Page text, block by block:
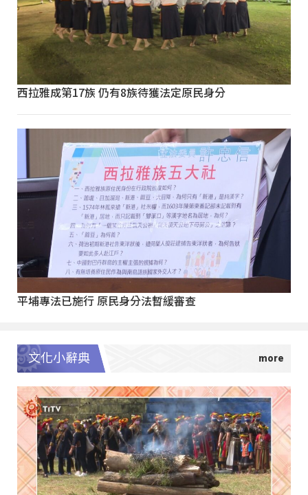
西拉雅成第17族 仍有8族待獲法定原民身分
平埔專法已施行 原民身分法暫緩審查
文化小辭典